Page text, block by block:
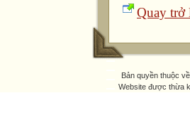
Quay trở
Bản quyền thuộc
Website được thừa